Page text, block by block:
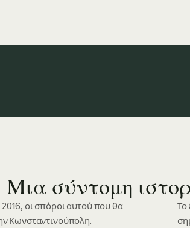
Μια σύντομη
οι σπόροι αυτού που θα
Κωνσταντινούπολη.
Το